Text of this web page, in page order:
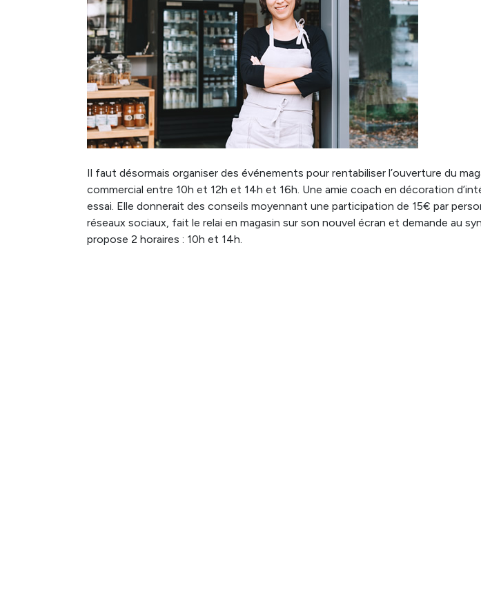
Il faut désormais organiser des événements pour rentabiliser l’ouverture du
commercial entre 10h et 12h et 14h et 16h. Une amie coach en décoration
essai. Elle donnerait des conseils moyennant une participation de 15€ par
réseaux sociaux, fait le relai en magasin sur son nouvel écran et demande au
propose 2 horaires : 10h et 14h.